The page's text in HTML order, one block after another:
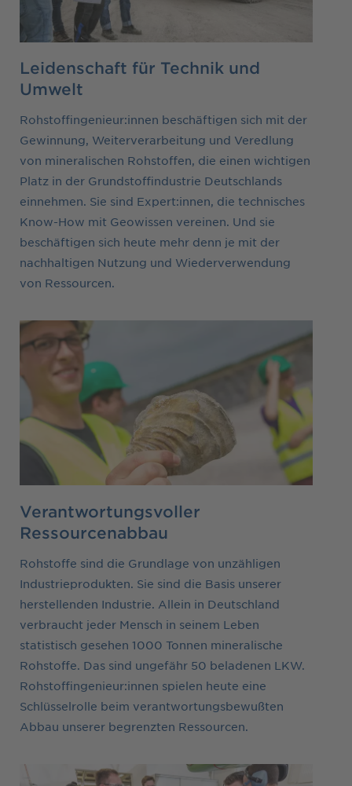
Leidenschaft für Technik und
Umwelt
Rohstoffingenieur:innen beschäftigen sich mit der
Gewinnung, Weiterverarbeitung und Veredlung
von mineralischen Rohstoffen, die einen wichtigen
Platz in der Grundstoffindustrie Deutschlands
einnehmen. Sie sind Expert:innen, die technisches
Know-How mit Geowissen vereinen. Und sie
beschäftigen sich heute mehr denn je mit der
nachhaltigen Nutzung und Wiederverwendung
von Ressourcen.
Verantwortungsvoller
Ressourcenabbau
Rohstoffe sind die Grundlage von unzähligen
Industrieprodukten. Sie sind die Basis unserer
herstellenden Industrie. Allein in Deutschland
verbraucht jeder Mensch in seinem Leben
statistisch gesehen 1000 Tonnen mineralische
Rohstoffe. Das sind ungefähr 50 beladenen LKW.
Rohstoffingenieur:innen spielen heute eine
Schlüsselrolle beim verantwortungsbewußten
Abbau unserer begrenzten Ressourcen.